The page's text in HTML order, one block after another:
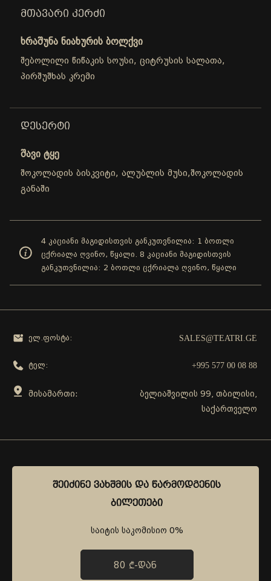
ᲨᲔᲘᲫᲘᲜᲔ ᲕᲐᲮᲨᲛᲘᲡ ᲓᲐ ᲬᲐᲠᲛᲝᲓᲒᲔᲜᲘᲡ
ᲑᲘᲚᲔᲗᲔᲑᲘ
საიტის საკომისიო 0%
80 ₾-ᲓᲐᲜ
ᲛᲗᲐᲕᲐᲠᲘ ᲙᲔᲠᲫᲘ
ხრაშუნა ნიახურის ბოლქვი
შებოლილი წიწაკის სოუსი, ციტრუსის სალათა,
პირშუშხას კრემი
ᲓᲔᲡᲔᲠᲢᲘ
შავი ტყე
შოკოლადის ბისკვიტი, ალუბლის მუსი,შოკოლადის
განაში
4 კაციანი მაგიდისთვის განკუთვნილია: 1 ბოთლი
ცქრიალა ღვინო, წყალი. 8 კაციანი მაგიდისთვის
განკუთვნილია: 2 ბოთლი ცქრიალა ღვინო, წყალი
ᲨᲔᲘᲫᲘᲜᲔ ᲕᲐᲮᲨᲛᲘᲡ ᲓᲐ ᲬᲐᲠᲛᲝᲓᲒᲔᲜᲘᲡ
ᲑᲘᲚᲔᲗᲔᲑᲘ
საიტის საკომისიო 0%
80 ₾-ᲓᲐᲜ
ელ.ფოსტა: SALES@TEATRI.GE
ტელ: +995 577 00 08 88
მისამართი:
ბელიაშვილის 99, თბილისი,
საქართველო